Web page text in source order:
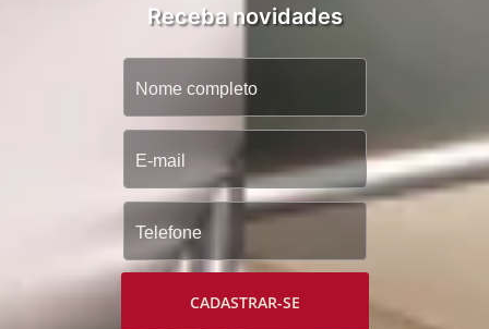
Receba novidades
CADASTRAR-SE